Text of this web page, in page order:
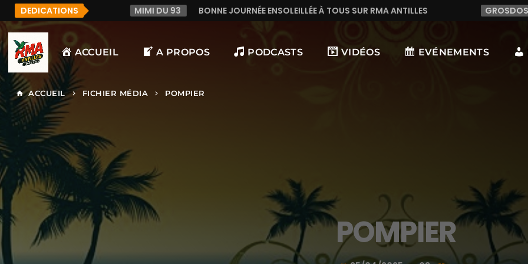
DEDICATIONS
MIMI DU 93 BONNE JOURNÉE ENSOLEILLÉE À TOUS SUR RMA ANTILLES GROSDOSIERDU95 BIG UP À
ACCUEIL A PROPOS PODCASTS VIDÉOS EVÉNEMENTS
home ACCUEIL keyboard_arrow_right FICHIER MÉDIA keyboard_arrow_right POMPIER
POMPIER